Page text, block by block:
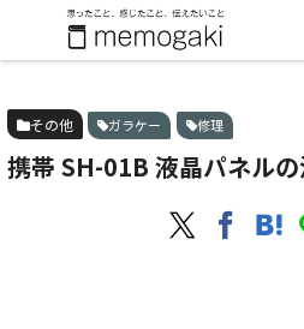
ホーム その他 携帯
その他 ガラケー 修理
携帯 SH-01B 液晶パネルの